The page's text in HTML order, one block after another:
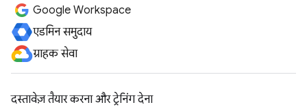
Google Workspace
एडमिन समुदाय
ग्राहक सेवा
दस्तावेज़ तैयार करना और ट्रेनिंग देना